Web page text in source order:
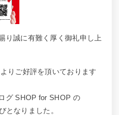
り誠に有難く厚く御礼申し上
りご好評を頂いております
グ SHOP for SHOP の
となりました。